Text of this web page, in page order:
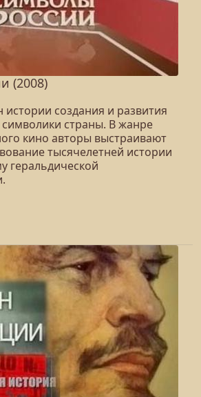
(2008)
создания и развития
символики страны. В жанре
кино авторы выстраивают
тысячелетней истории
геральдической